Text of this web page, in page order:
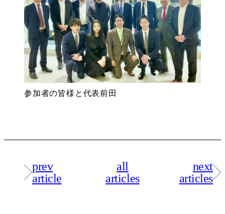
参加者の皆様と代表前田
prev
article
all
articles
next
articles